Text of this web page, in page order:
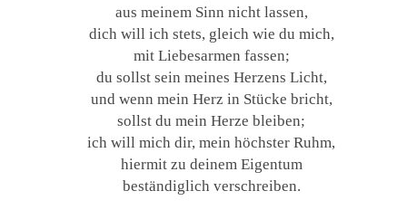
aus meinem Sinn nicht lassen,
dich will ich stets, gleich wie du mich,
mit Liebesarmen fassen;
du sollst sein meines Herzens Licht,
und wenn mein Herz in Stücke bricht,
sollst du mein Herze bleiben;
ich will mich dir, mein höchster Ruhm,
hiermit zu deinem Eigentum
beständiglich verschreiben.